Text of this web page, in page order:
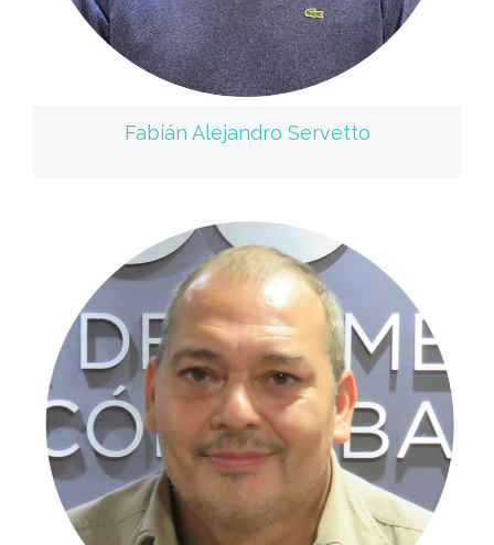
Fabián Alejandro Servetto